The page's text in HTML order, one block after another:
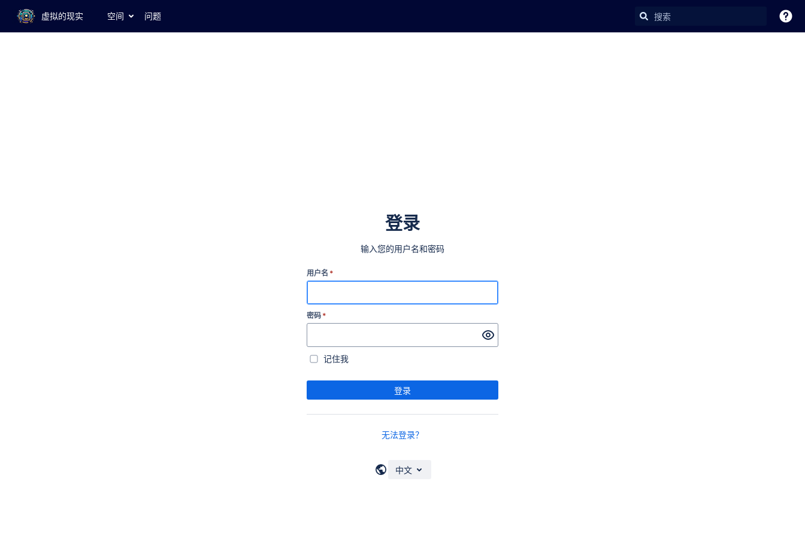
虚拟的现实 空间 问题
登录
输入您的用户名和密码
用户名 *
密码 *
记住我
登录
无法登录？
中文